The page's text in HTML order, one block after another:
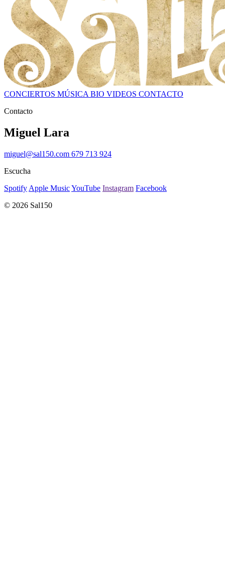
CONCIERTOS MÚSICA BIO VIDEOS CONTACTO
Contacto
Miguel Lara
miguel@sal150.com 679 713 924
Escucha
Spotify Apple MusicYouTube Instagram Facebook
© 2026 Sal150